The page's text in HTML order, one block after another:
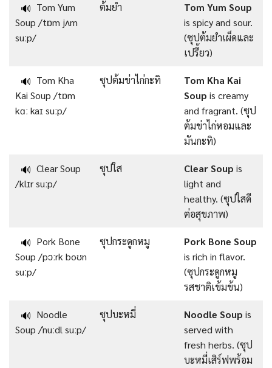
🔊 Tom Yum
Soup /tɒm jʌm
suːp/
ต้มยำ
Tom Yum Soup
is spicy and sour.
(ซุปต้มยำเผ็ดและ
เปรี้ยว)
🔊 Tom Kha
Kai Soup /tɒm
kɑː kaɪ suːp/
ซุปต้มข่าไก่กะทิ
Tom Kha Kai
Soup is creamy
and fragrant. (ซุป
ต้มข่าไก่หอมและ
มันกะทิ)
🔊 Clear Soup
/klɪr suːp/
ซุปใส Clear Soup is
light and
healthy. (ซุปใสดี
ต่อสุขภาพ)
🔊 Pork Bone
Soup /pɔːrk boʊn
suːp/
ซุปกระดูกหมู
Pork Bone Soup
is rich in flavor.
(ซุปกระดูกหมู
รสชาติเข้มข้น)
🔊 Noodle
Soup /ˈnuːdl suːp/
ซุปบะหมี่ Noodle Soup is
served with
fresh herbs. (ซุป
บะหมี่เสิร์ฟพร้อม